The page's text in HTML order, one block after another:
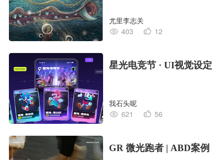
尤里李志关
403
12
星光电竞节 · UI视觉设定
我石头呢
621
56
GR 微光跑者 | ABD案例